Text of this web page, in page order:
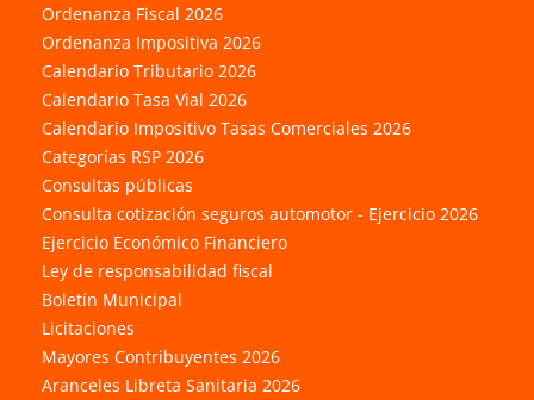
Ordenanza Fiscal 2026
Ordenanza Impositiva 2026
Calendario Tributario 2026
Calendario Tasa Vial 2026
Calendario Impositivo Tasas Comerciales 2026
Categorías RSP 2026
Consultas públicas
Consulta cotización seguros automotor - Ejercicio 2026
Ejercicio Económico Financiero
Ley de responsabilidad fiscal
Boletín Municipal
Licitaciones
Mayores Contribuyentes 2026
Aranceles Libreta Sanitaria 2026